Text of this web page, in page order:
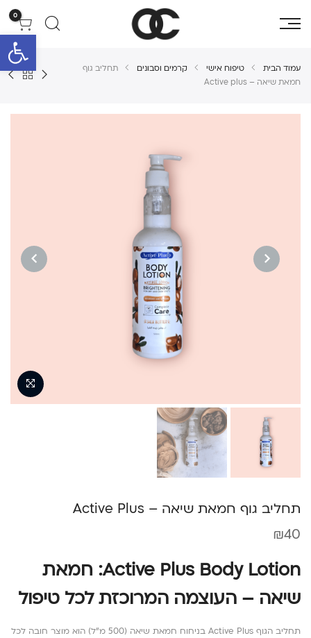
פתח
0
עמוד הבית טיפוח אישי קרמים וסבונים
תחליב גוף
חמאת שיאה – Active plus
תחליב גוף חמאת שיאה – Active Plus
₪40
Active Plus Body Lotion: חמאת
שיאה – העוצמה המרוכזת לכל טיפול
תחליב הגוף Active Plus בניחוח חמאת שיאה (500 מ”ל) הוא מוצר חובה לכל